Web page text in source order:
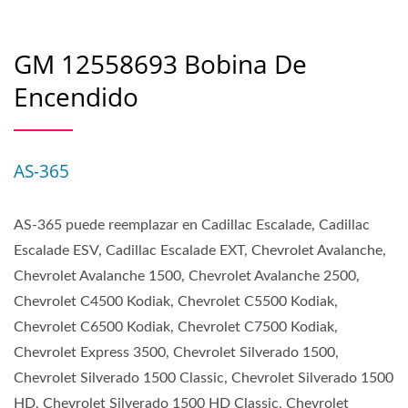
GM 12558693 Bobina De
Encendido
AS-365
AS-365 puede reemplazar en Cadillac Escalade, Cadillac
Escalade ESV, Cadillac Escalade EXT, Chevrolet Avalanche,
Chevrolet Avalanche 1500, Chevrolet Avalanche 2500,
Chevrolet C4500 Kodiak, Chevrolet C5500 Kodiak,
Chevrolet C6500 Kodiak, Chevrolet C7500 Kodiak,
Chevrolet Express 3500, Chevrolet Silverado 1500,
Chevrolet Silverado 1500 Classic, Chevrolet Silverado 1500
HD, Chevrolet Silverado 1500 HD Classic, Chevrolet